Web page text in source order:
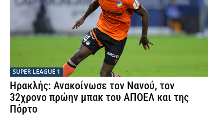
SUPER LEAGUE 1
Ηρακλής: Ανακοίνωσε τον Νανού, τον
32χρονο πρώην μπακ του ΑΠΟΕΛ και της
Πόρτο